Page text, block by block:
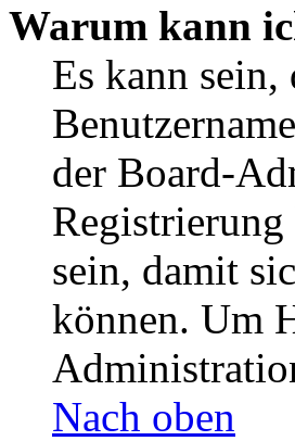
Warum kann
Es kann sein,
der Board-
Registrierung
sein, damit
können. Um
Nach oben